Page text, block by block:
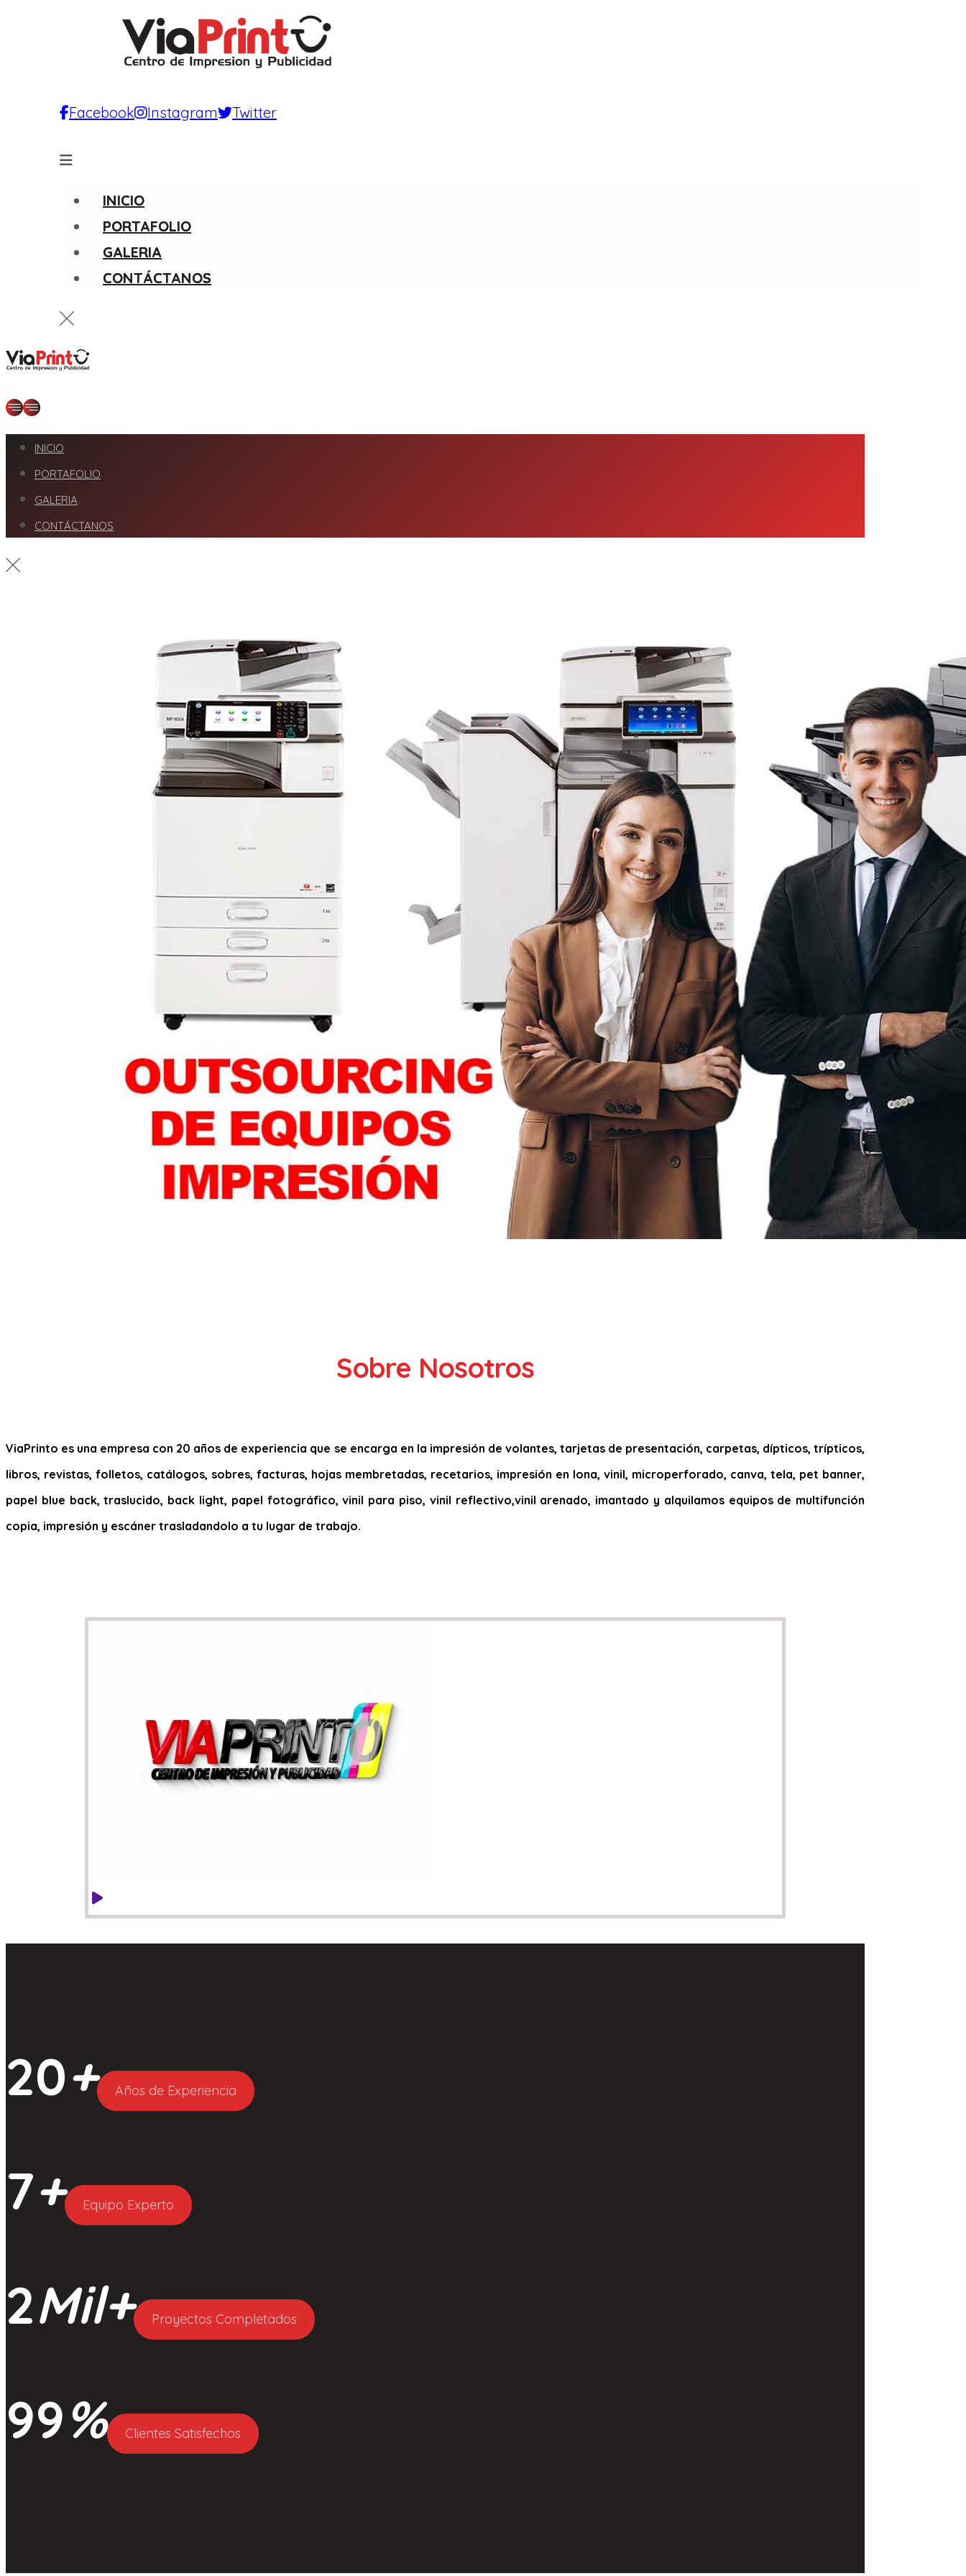
Facebook Instagram Twitter
INICIO
PORTAFOLIO
GALERIA
CONTÁCTANOS
INICIO
PORTAFOLIO
GALERIA
CONTÁCTANOS
Sobre Nosotros
ViaPrinto es una empresa con 20 años de experiencia que se encarga en la impresión de volantes, tarjetas de presentación, carpetas, dípticos, trípticos,
libros, revistas, folletos, catálogos, sobres, facturas, hojas membretadas, recetarios, impresión en lona, vinil, microperforado, canva, tela, pet banner,
papel blue back, traslucido, back light, papel fotográfico, vinil para piso, vinil reflectivo,vinil arenado, imantado y alquilamos equipos de multifunción
copia, impresión y escáner trasladandolo a tu lugar de trabajo.
20+ Años de Experiencia
7+ Equipo Experto
2Mil+ Proyectos Completados
99% Clientes Satisfechos